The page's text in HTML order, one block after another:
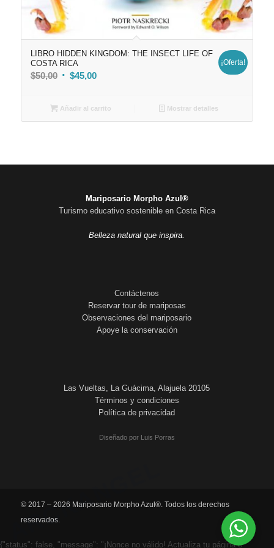
LIBRO HIDDEN KINGDOM: THE INSECT LIFE OF
COSTA RICA
$50,00 El
original
era:
$45,00El
actual
es:
¡Oferta!
Añadir al carrito Mostrar detalles
Mariposario Morpho Azul®
Turismo educativo sostenible en Costa Rica
Belleza natural que inspira.
Contáctenos
Reservar tour de mariposas
Observaciones del mariposario
Apoye la conservación
Las Vueltas, La Guácima, Alajuela 20105
Términos y condiciones
Política de privacidad
Diseñado por Luis Porras
{"status": false, "message": "¡Nonce no válido! Actualiza tu página e